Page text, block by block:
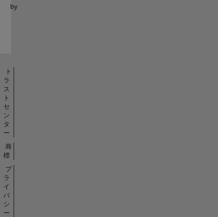
by
ト
ラ
ス
ト
セ
ン
タ
ー
商
標
プ
ラ
イ
バ
シ
ー